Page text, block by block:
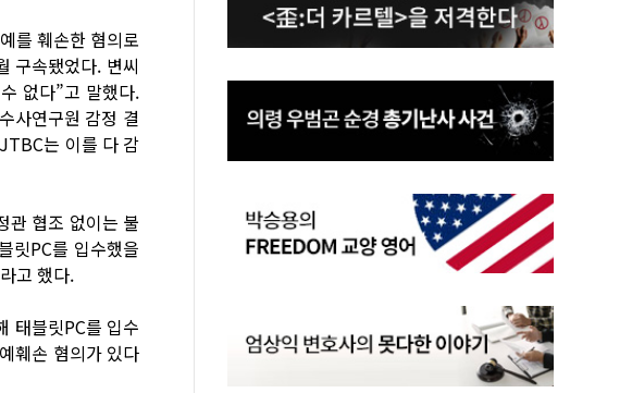
를 훼손한 혐의로
구속됐었다. 변씨
없다”고 말했다.
사연구원 감정 결
는 이를 다 감
관 협조 없이는 불
릿PC를 입수했을
고 했다.
태블릿PC를 입수
훼손 혐의가 있다